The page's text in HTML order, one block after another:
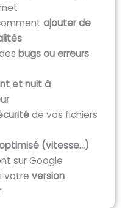
ajouter de
bugs ou erreurs
et nuit à
de vos fichiers
(vitesse...)
sur Google
votre version